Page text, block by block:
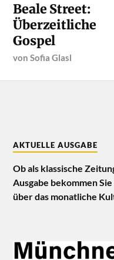
Beale Street:
Überzeitliche
Gospel
vonSofia Glasl
AKTUELLE AUSGABE
Ob als klassische
Ausgabe bekommen
über das monatliche